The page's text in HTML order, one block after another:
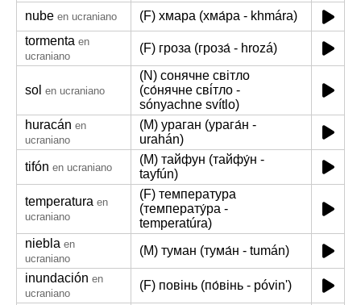
nube en ucraniano
(F) хмара (хма́ра - khmára)
tormenta en
ucraniano
(F) гроза (гроза́ - hrozá)
sol en ucraniano
(N) сонячне світло
(со́нячне сві́тло -
sónyachne svítlo)
huracán en
ucraniano
(M) ураган (урага́н -
urahán)
tifón en ucraniano
(M) тайфун (тайфу́н -
tayfún)
temperatura en
ucraniano
(F) температура
(температу́ра -
temperatúra)
niebla en
ucraniano
(M) туман (тума́н - tumán)
inundación en
ucraniano
(F) повінь (по́вінь - póvinʹ)